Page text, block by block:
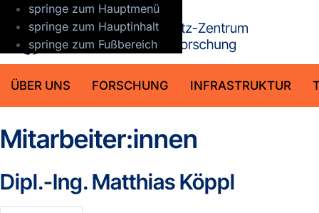
springe zum Hauptmenü
springe zum Hauptinhalt
springe zum Fußbereich
ÜBER UNS FORSCHUNG INFRASTRUKTUR
Mitarbeiter:innen
Dipl.-Ing.Matthias Köppl